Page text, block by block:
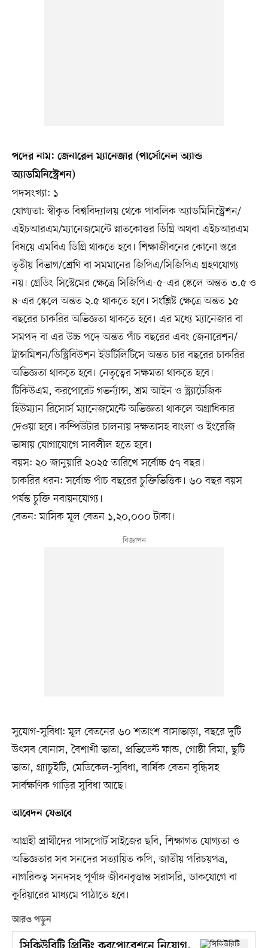
পদের নাম: জেনারেল ম্যানেজার (পার্সোনেল অ্যান্ড
অ্যাডমিনিস্ট্রেশন)
পদসংখ্যা: ১
যোগ্যতা: স্বীকৃত বিশ্ববিদ্যালয় থেকে পাবলিক অ্যাডমিনিস্ট্রেশন/
এইচআরএম/ম্যানেজমেন্টে স্নাতকোত্তর ডিগ্রি অথবা এইচআরএম
বিষয়ে এমবিএ ডিগ্রি থাকতে হবে। শিক্ষাজীবনের কোনো স্তরে
তৃতীয় বিভাগ/শ্রেণি বা সমমানের জিপিএ/সিজিপিএ গ্রহণযোগ্য
নয়। গ্রেডিং সিস্টেমের ক্ষেত্রে সিজিপিএ-৫-এর স্কেলে অন্তত ৩.৫ ও
৪-এর স্কেলে অন্তত ২.৫ থাকতে হবে। সংশ্লিষ্ট ক্ষেত্রে অন্তত ১৫
বছরের চাকরির অভিজ্ঞতা থাকতে হবে। এর মধ্যে ম্যানেজার বা
সমপদ বা এর উচ্চ পদে অন্তত পাঁচ বছরের এবং জেনারেশন/
ট্রান্সমিশন/ডিস্ট্রিবিউশন ইউটিলিটিসে অন্তত চার বছরের চাকরির
অভিজ্ঞতা থাকতে হবে। নেতৃত্বের সক্ষমতা থাকতে হবে।
টিকিউএম, করপোরেট গভর্ন্যান্স, শ্রম আইন ও স্ট্র্যাটেজিক
হিউম্যান রিসোর্স ম্যানেজমেন্টে অভিজ্ঞতা থাকলে অগ্রাধিকার
দেওয়া হবে। কম্পিউটার চালনায় দক্ষতাসহ বাংলা ও ইংরেজি
ভাষায় যোগাযোগে সাবলীল হতে হবে।
বয়স: ২০ জানুয়ারি ২০২৫ তারিখে সর্বোচ্চ ৫৭ বছর।
চাকরির ধরন: সর্বোচ্চ পাঁচ বছরের চুক্তিভিত্তিক। ৬০ বছর বয়স
পর্যন্ত চুক্তি নবায়নযোগ্য।
বেতন: মাসিক মূল বেতন ১,২০,০০০ টাকা।
সুযোগ-সুবিধা: মূল বেতনের ৬০ শতাংশ বাসাভাড়া, বছরে দুটি
উৎসব বোনাস, বৈশাখী ভাতা, প্রভিডেন্ট ফান্ড, গোষ্ঠী বিমা, ছুটি
ভাতা, গ্র্যাচুইটি, মেডিকেল-সুবিধা, বার্ষিক বেতন বৃদ্ধিসহ
সার্বক্ষণিক গাড়ির সুবিধা আছে।
আবেদন যেভাবে
আগ্রহী প্রার্থীদের পাসপোর্ট সাইজের ছবি, শিক্ষাগত যোগ্যতা ও
অভিজ্ঞতার সব সনদের সত্যায়িত কপি, জাতীয় পরিচয়পত্র,
নাগরিকত্ব সনদসহ পূর্ণাঙ্গ জীবনবৃত্তান্ত সরাসরি, ডাকযোগে বা
কুরিয়ারের মাধ্যমে পাঠাতে হবে।
আরও পড়ুন